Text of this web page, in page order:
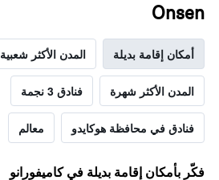
Onsen
أمكان إقامة بديلة المدن الأكثر شعبية
المدن الأكثر شهرة فنادق 3 نجمة
فنادق في محافظة هوكايدو معالم
فكّر بأمكان إقامة بديلة في كاميفورانو